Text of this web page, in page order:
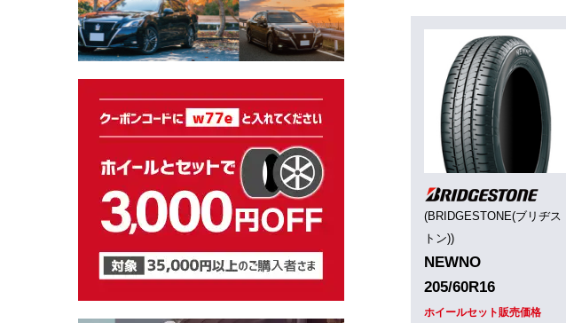
(BRIDGESTONE(ブリヂス
トン))
NEWNO
205/60R16
ホイールセット販売価格